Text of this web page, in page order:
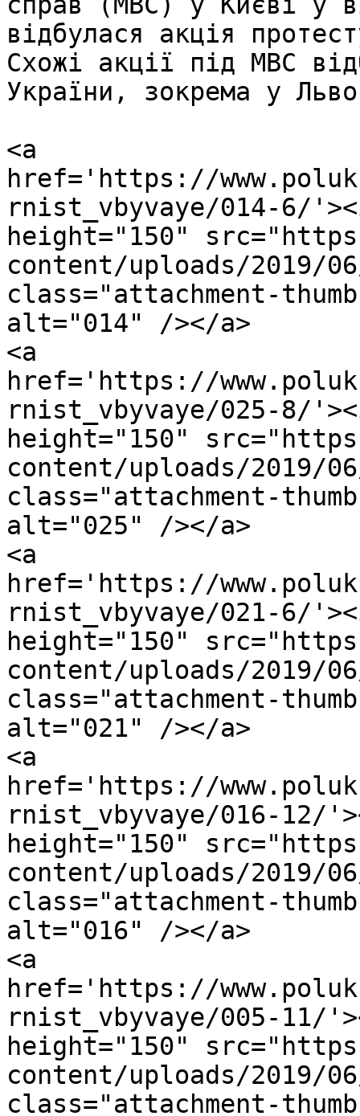
відбулася акція
Схожі акції під МВС
України, зокрема у
<a
href='https://
rnist_vbyvaye/014-6/
height="150"
content/uploads/2019/
class="attachment-
alt="014" /></a>
<a
href='https://
rnist_vbyvaye/025-8/
height="150"
content/uploads/2019/
class="attachment-
alt="025" /></a>
<a
href='https://
rnist_vbyvaye/021-6/
height="150"
content/uploads/2019/
class="attachment-
alt="021" /></a>
<a
href='https://
rnist_vbyvaye/016-12/
height="150"
content/uploads/2019/
class="attachment-
alt="016" /></a>
<a
href='https://
rnist_vbyvaye/005-11/
height="150"
content/uploads/2019/
class="attachment-